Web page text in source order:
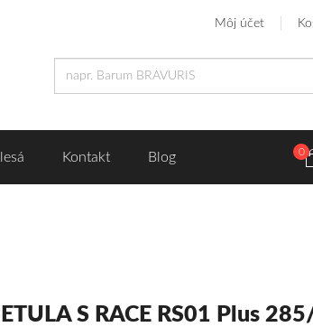
Môj účet
Kontakt Blog 0
S RACE RS01 Plus